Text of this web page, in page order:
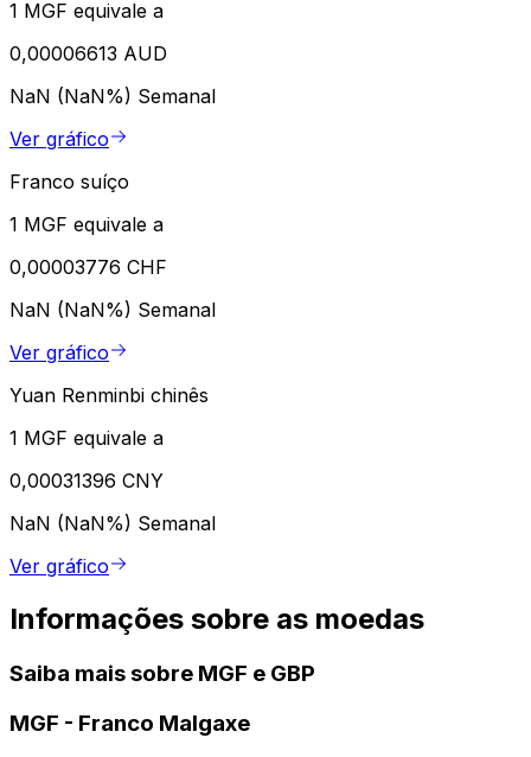
1 MGF equivale a
0,00006613 AUD
NaN (NaN%) Semanal
Ver gráfico
Franco suíço
1 MGF equivale a
0,00003776 CHF
NaN (NaN%) Semanal
Ver gráfico
Yuan Renminbi chinês
1 MGF equivale a
0,00031396 CNY
NaN (NaN%) Semanal
Ver gráfico
Informações sobre as moedas
Saiba mais sobre MGF e GBP
MGF - Franco Malgaxe